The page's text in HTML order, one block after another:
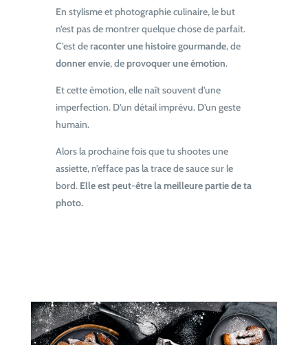
En stylisme et photographie culinaire, le but
n’est pas de montrer quelque chose de parfait.
C’est deraconter une histoire gourmande, de
donner envie, deprovoquer une émotion.
Et cette émotion, elle naît souvent d’une
imperfection. D’un détail imprévu. D’un geste
humain.
Alors la prochaine fois que tu shootes une
assiette, n’efface pas la trace de sauce sur le
bord. Elle est peut-être la meilleure partie de ta
photo.